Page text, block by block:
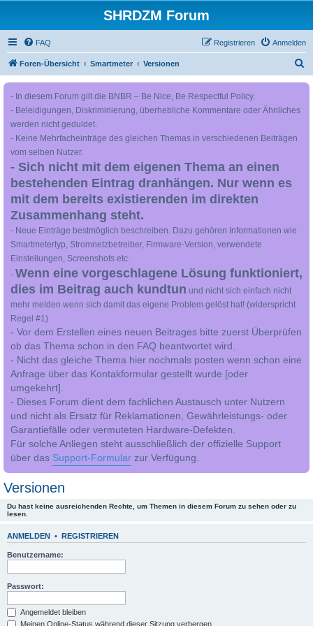
SHRDZM Forum
FAQ Anmelden
Registrieren
Foren-Übersicht Smartmeter Versionen
- In diesem Forum gilt die BNBR – Be Nice, Be Respectful Policy.
- Beleidigungen, Diskriminierung, überhebliche Kommentare oder Ähnliches
werden nicht geduldet.
- Keine Mehrfacheinträge des gleichen Themas in verschiedenen Beiträgen
vom selben Nutzer.
- Sich nicht mit dem eigenen Thema an einen
bestehenden Eintrag dranhängen. Nur wenn es
mit dem bereits existierenden im direkten
Zusammenhang steht.
- Neue Einträge bestmöglich beschreiben. Dazu gehören Informationen wie
Smartmetertyp, Stromnetzbetreiber, Firmware-Version, verwendete
Einstellungen, Screenshots etc.
- Wenn eine vorgeschlagene Lösung funktioniert,
dies im Beitrag auch kundtun und nicht sich einfach nicht
mehr melden wenn sich damit das eigene Problem gelöst hat! (widerspricht
Regel #1)
- Vor dem Erstellen eines neuen Beitrages bitte zuerst Überprüfen
ob das Thema schon in den FAQ beantwortet wird.
- Nicht das gleiche Thema hier nochmals posten wenn schon eine
Anfrage über das Kontakformular gestellt wurde [oder
umgekehrt].
- Dieses Forum dient dem fachlichen Austausch unter Nutzern
und nicht als Ersatz für Reklamationen, Gewährleistungs- oder
Garantiefälle oder vermuteten Hardware-Defekten.
Für solche Anliegen steht ausschließlich der offizielle Support
über das Support-Formular zur Verfügung.
Versionen
Du hast keine ausreichenden Rechte, um Themen in diesem Forum zu sehen oder zu
lesen.
ANMELDEN • REGISTRIEREN
Benutzername:
Passwort:
Angemeldet bleiben
Meinen Online-Status während dieser Sitzung verbergen